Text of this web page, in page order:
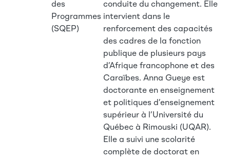
des
Programmes
(SQEP)
conduite du changement. Elle
intervient dans le
renforcement des capacités
des cadres de la fonction
publique de plusieurs pays
d’Afrique francophone et des
Caraïbes. Anna Gueye est
doctorante en enseignement
et politiques d’enseignement
supérieur à l’Université du
Québec à Rimouski (UQAR).
Elle a suivi une scolarité
complète de doctorat en